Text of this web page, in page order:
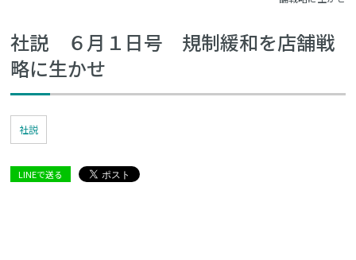
社説 ６月１日号 規制緩和を店舗戦
略に生かせ
社説
LINEで送る